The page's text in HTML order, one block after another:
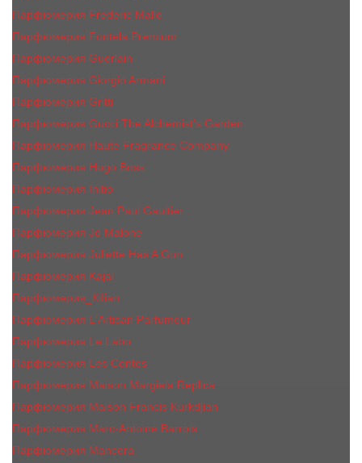
Парфюмерия Frеderic Mаlle
Парфюмерия Fontela Premium
Парфюмерия Guerlain
Парфюмерия Giorgio Armani
Парфюмерия Gritti
Парфюмерия Gucci The Alchemist’s Garden.
Парфюмерия Haute Fragrance Company
Парфюмерия Hugo Boss
Парфюмерия Initio
Парфюмерия Jean Paul Gaultier
Парфюмерия Jо Malоnе
Парфюмерия Juliette Has A Gun
Парфюмерия Kajal
Парфюмерия_КiIiаn
Парфюмерия L'Artisan Parfumeur
Парфюмерия Le Labo
Парфюмерия Les Contes
Парфюмерия Maison Margiela Replica
Парфюмерия Maison Francis Kurkdjian
Парфюмерия Marc-Antoine Barrois
Парфюмерия Mancera